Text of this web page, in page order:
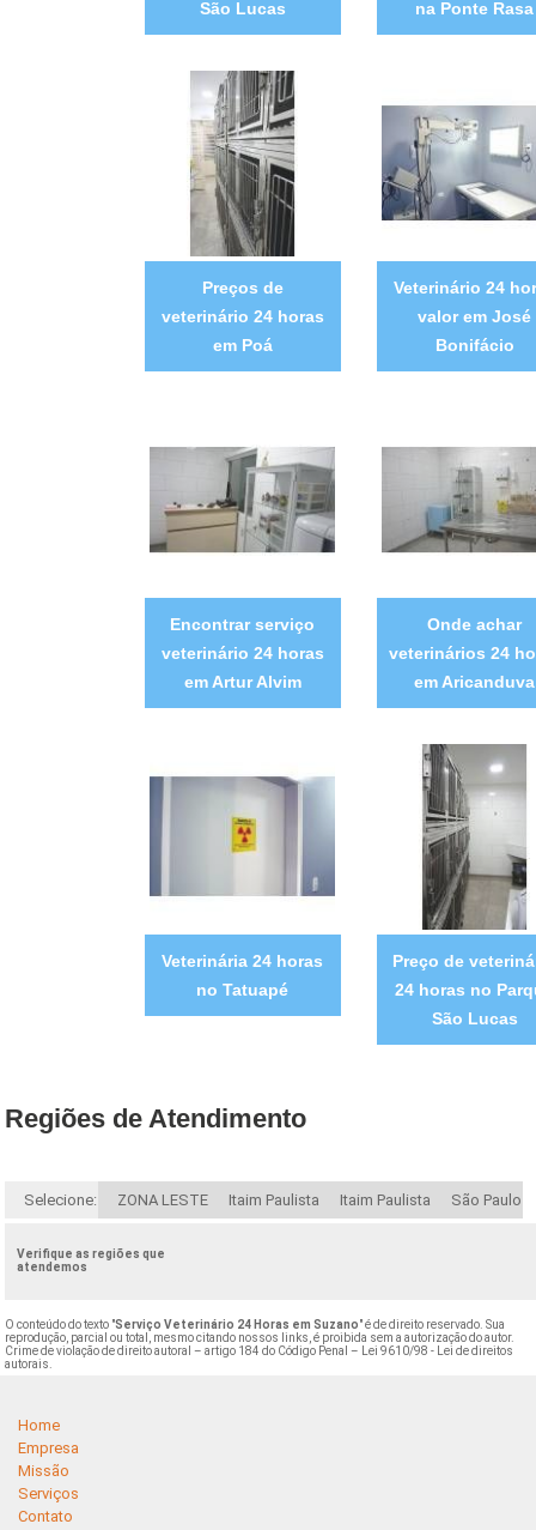
São Lucas
na Ponte Rasa
Preços de
veterinário 24 horas
em Poá
Veterinário 24
valor em José
Bonifácio
Encontrar serviço
veterinário 24 horas
em Artur Alvim
Onde achar
veterinários 24
em Aricanduva
Veterinária 24 horas
no Tatuapé
Preço de
24 horas no
São Lucas
Regiões de Atendimento
Selecione: ZONA LESTE Itaim Paulista Itaim Paulista São Paulo
Verifique as regiões que
atendemos
O conteúdo do texto "Serviço Veterinário 24 Horas em Suzano" é de direito reservado. Sua
reprodução, parcial ou total, mesmo citando nossos links, é proibida sem a autorização do autor.
Crime de violação de direito autoral – artigo 184 do Código Penal –
Lei 9610/98 - Lei de direitos
autorais
Home
Empresa
Missão
Serviços
Contato